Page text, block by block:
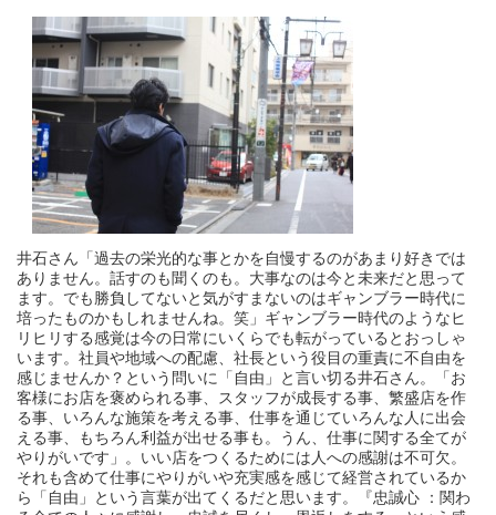
井石さん「過去の栄光的な事とかを自慢するのがあまり好きでは
ありません。話すのも聞くのも。大事なのは今と未来だと思って
ます。でも勝負してないと気がすまないのはギャンブラー時代に
培ったものかもしれませんね。笑」ギャンブラー時代のようなヒ
リヒリする感覚は今の日常にいくらでも転がっているとおっしゃ
います。社員や地域への配慮、社長という役目の重責に不自由を
感じませんか？という問いに「自由」と言い切る井石さん。「お
客様にお店を褒められる事、スタッフが成長する事、繁盛店を作
る事、いろんな施策を考える事、仕事を通じていろんな人に出会
える事、もちろん利益が出せる事も。うん、仕事に関する全てが
やりがいです」。いい店をつくるためには人への感謝は不可欠。
それも含めて仕事にやりがいや充実感を感じて経営されているか
ら「自由」という言葉が出てくるだと思います。『忠誠心 ：関わ